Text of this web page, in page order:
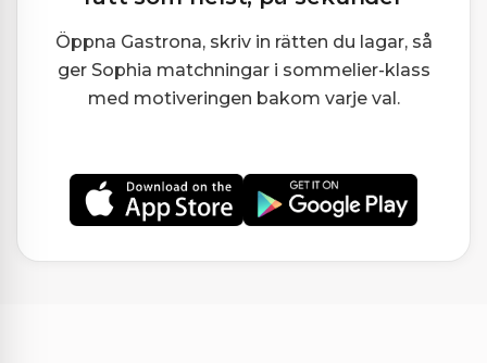
Öppna Gastrona, skriv in rätten du lagar, så
ger Sophia matchningar i sommelier-klass
med motiveringen bakom varje val.